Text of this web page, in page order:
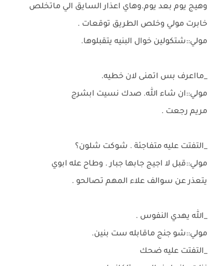
وهيج يوم بعد يوم.وهاي اعذار السايق الي ماتخلص
خابرت مولي وخلص الطريق توقعات .
مولي::شتكولين خوال البنيه يتقبلوها.
_مااعرف بس اتمنى لان خطيه.
مولي::ان شاء الله. صدك نسيت ابشرج
مريم رجعت .
_التفتت عليه متفاجئة . شوكت شلون؟
مولي::قبل لا اجيج جابها جبار . وطاح عله ابوي
يتعذر عن سوالف علاء المهم تصالحو .
_الله يهدي النفوس .
مولي::شو جنج ماقابله ست بنين.
_التفتت عليه ضحك